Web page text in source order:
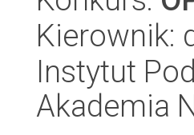
Kierownik:
Instytut
Akademia